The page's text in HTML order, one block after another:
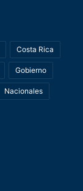
Costa Rica
Gobierno
Nacionales